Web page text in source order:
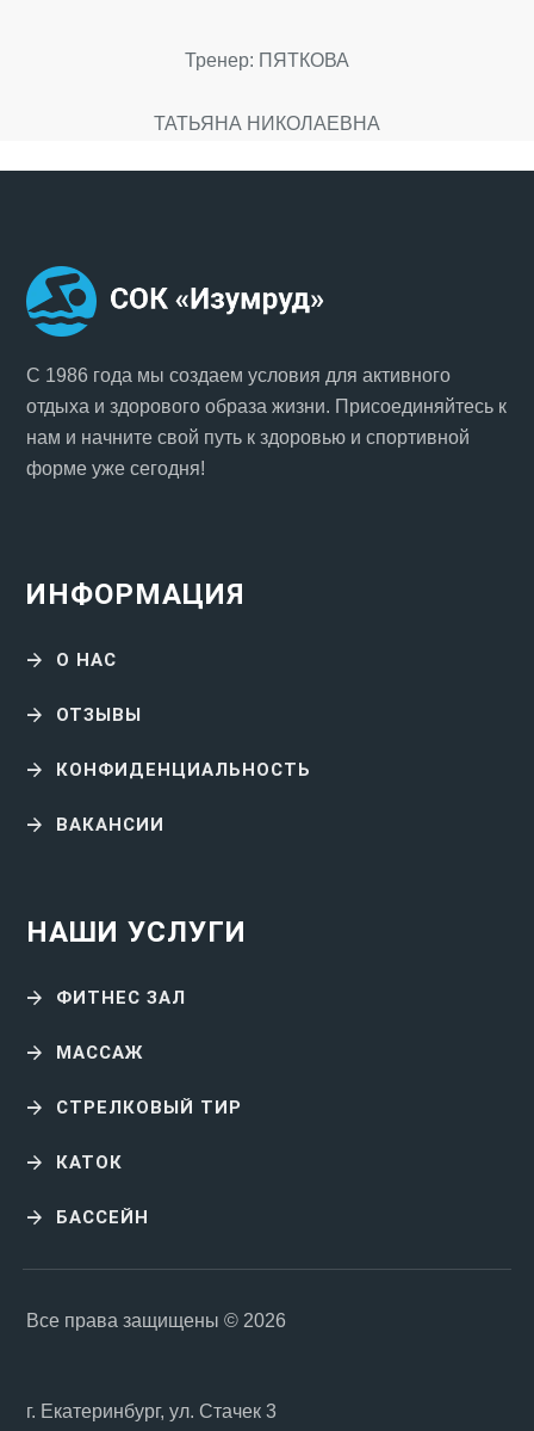
Тренер: ПЯТКОВА
ТАТЬЯНА НИКОЛАЕВНА
С 1986 года мы создаем условия для активного
отдыха и здорового образа жизни. Присоединяйтесь к
нам и начните свой путь к здоровью и спортивной
форме уже сегодня!
ИНФОРМАЦИЯ
О НАС
ОТЗЫВЫ
КОНФИДЕНЦИАЛЬНОСТЬ
ВАКАНСИИ
НАШИ УСЛУГИ
ФИТНЕС ЗАЛ
МАССАЖ
СТРЕЛКОВЫЙ ТИР
КАТОК
БАССЕЙН
Все права защищены © 2026
г. Екатеринбург, ул. Стачек 3